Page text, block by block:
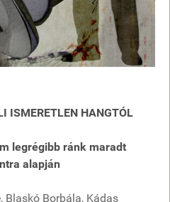
ISMERETLEN HANGTÓL
legrégibb ránk maradt
alapján
Blaskó Borbála, Kádas